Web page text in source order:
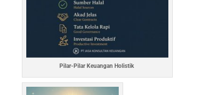
Pilar-Pilar Keuangan Holistik